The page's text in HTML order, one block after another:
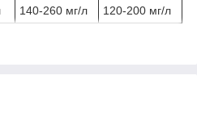
140-260 мг/л 120-200 мг/л